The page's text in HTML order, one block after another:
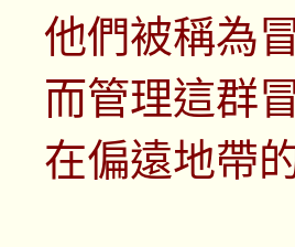
他們被稱為
而管理這群
在偏遠地帶